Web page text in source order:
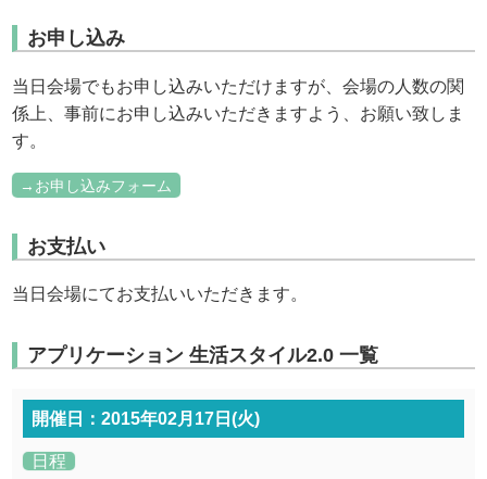
お申し込み
当日会場でもお申し込みいただけますが、会場の人数の関
係上、事前にお申し込みいただきますよう、お願い致しま
す。
→お申し込みフォーム
お支払い
当日会場にてお支払いいただきます。
アプリケーション 生活スタイル2.0 一覧
開催日：2015年02月17日(火)
日程